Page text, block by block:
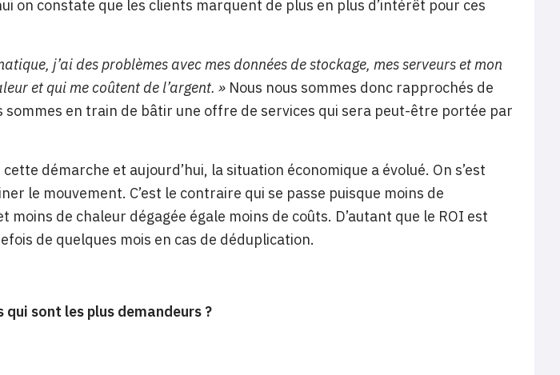
on constate que les clients marquent de plus en plus d’intérêt pour ces
j’ai des problèmes avec mes données de stockage, mes serveurs et mon
et qui me coûtent de l’argent. » Nous nous sommes donc rapprochés de
sommes en train de bâtir une offre de services qui sera peut-être portée par
démarche et aujourd’hui, la situation économique a évolué. On s’est
le mouvement. C’est le contraire qui se passe puisque moins de
de chaleur dégagée égale moins de coûts. D’autant que le ROI est
de quelques mois en cas de déduplication.
sont les plus demandeurs ?